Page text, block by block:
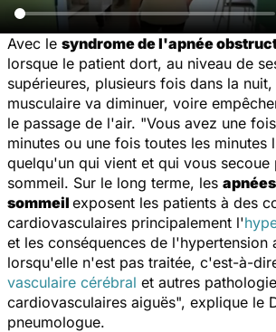
Avec le syndrome de l'apnée
lorsque le patient dort, au niveau de
supérieures, plusieurs fois dans la
musculaire va diminuer, voire
le passage de l'air. "Vous avez une
minutes ou une fois toutes les minutes
quelqu'un qui vient et qui vous secoue
sommeil. Sur le long terme, les
sommeil exposent les patients à des
cardiovasculaires principalement l'
et les conséquences de l'hypertension
lorsqu'elle n'est pas traitée, c'est-à-
vasculaire cérébral et autres
cardiovasculaires aiguës", explique le
pneumologue.